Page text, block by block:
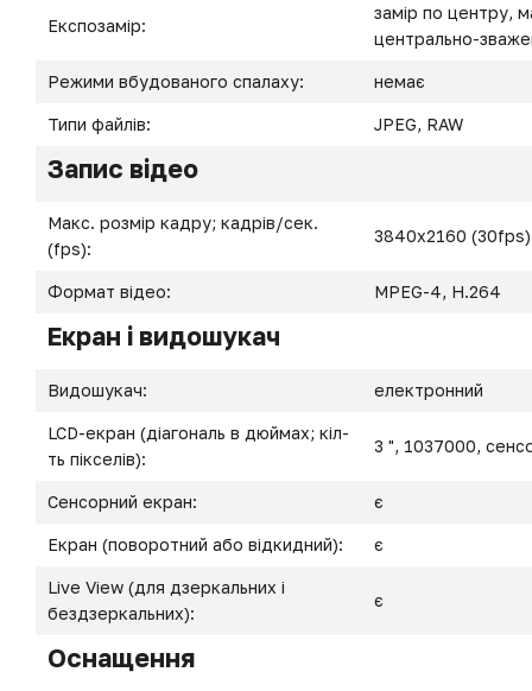
Експозамір:
замір по центру,
центрально-
Режими вбудованого спалаху: немає
Типи файлів: JPEG, RAW
Запис відео
Макс. розмір кадру; кадрів/сек.
(fps):
3840x2160 (30fps)
Формат відео: MPEG-4, H.264
Екран і видошукач
Видошукач: електронний
LCD-екран (діагональ в дюймах; кіл-
ть пікселів):
3 ", 1037000,
Сенсорний екран: є
Екран (поворотний або відкидний): є
Live View (для дзеркальних і
бездзеркальних):
є
Оснащення